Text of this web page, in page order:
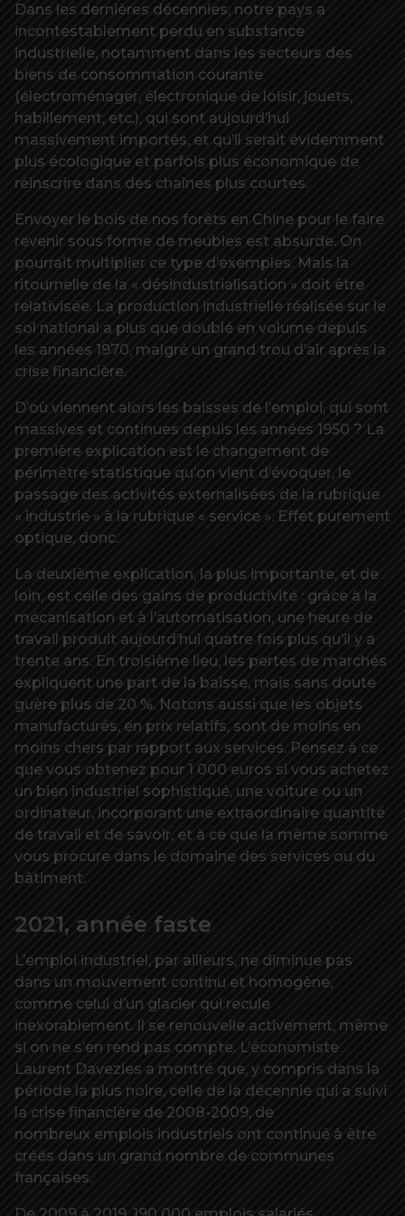
Dans les dernières décennies, notre pays a
incontestablement perdu en substance
industrielle, notamment dans les secteurs des
biens de consommation courante
(électroménager, électronique de loisir, jouets,
habillement, etc.), qui sont aujourd’hui
massivement importés, et qu’il serait évidemment
plus écologique et parfois plus économique de
réinscrire dans des chaînes plus courtes.
Envoyer le bois de nos forêts en Chine pour le faire
revenir sous forme de meubles est absurde. On
pourrait multiplier ce type d’exemples. Mais la
ritournelle de la « désindustrialisation » doit être
relativisée. La production industrielle réalisée sur le
sol national a plus que doublé en volume depuis
les années 1970, malgré un grand trou d’air après la
crise financière.
D’où viennent alors les baisses de l’emploi, qui sont
massives et continues depuis les années 1950 ? La
première explication est le changement de
périmètre statistique qu’on vient d’évoquer, le
passage des activités externalisées de la rubrique
« industrie » à la rubrique « service ». Effet purement
optique, donc.
La deuxième explication, la plus importante, et de
loin, est celle des gains de productivité : grâce à la
mécanisation et à l’automatisation, une heure de
travail produit aujourd’hui quatre fois plus qu’il y a
trente ans. En troisième lieu, les pertes de marchés
expliquent une part de la baisse, mais sans doute
guère plus de 20 %. Notons aussi que les objets
manufacturés, en prix relatifs, sont de moins en
moins chers par rapport aux services. Pensez à ce
que vous obtenez pour 1 000 euros si vous achetez
un bien industriel sophistiqué, une voiture ou un
ordinateur, incorporant une extraordinaire quantité
de travail et de savoir, et à ce que la même somme
vous procure dans le domaine des services ou du
bâtiment.
2021, année faste
L’emploi industriel, par ailleurs, ne diminue pas
dans un mouvement continu et homogène,
comme celui d’un glacier qui recule
inexorablement. Il se renouvelle activement, même
si on ne s’en rend pas compte. L’économiste
Laurent Davezies a montré que, y compris dans la
période la plus noire, celle de la décennie qui a suivi
la crise financière de 2008-2009, de
nombreux emplois industriels ont continué à être
créés dans un grand nombre de communes
françaises.